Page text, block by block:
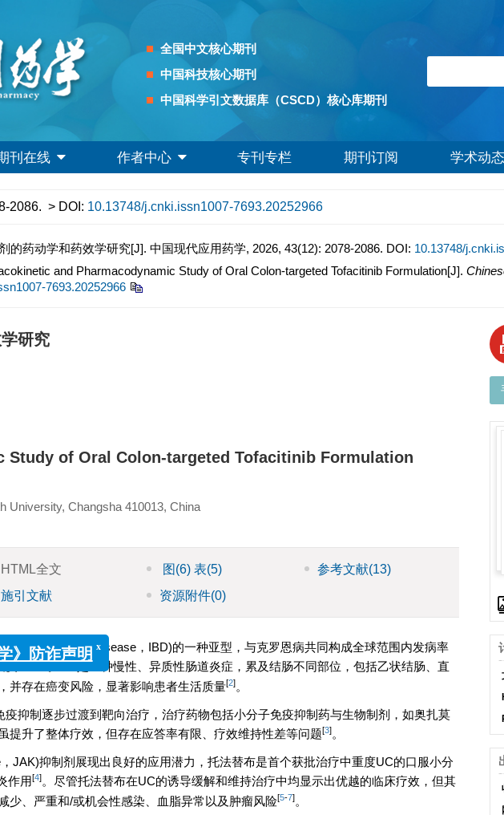
全国中文核心期刊
中国科技核心期刊
中国科学引文数据库（CSCD）核心库期刊
刊在线 作者中心 专刊专栏 期刊订阅 学术动态
2086. > DOI: 10.13748/j.cnki.issn1007-7693.20252966
药动学和药效学研究[J]. 中国现代应用药学, 2026, 43(12): 2078-2086. DOI: 10.13748/
and Pharmacodynamic Study of Oral Colon-targeted Tofacitinib Formulation[J].
7693.20252966
研究
Study of Oral Colon-targeted Tofacitinib Formulation
University, Changsha 410013, China
HTML全文 图 (6)表(5) 参考文献(13)
施引文献 资源附件(0)
bowel disease，IBD)的一种亚型，与克罗恩病共同构成全球范围内发病率
反应[1-2]。UC是一种慢性、异质性肠道炎症，累及结肠不同部位，包括乙状结肠、直
并存在癌变风险，显著影响患者生活质量[2] 。
抑制逐步过渡到靶向治疗，治疗药物包括小分子免疫抑制药与生物制剂，如奥扎莫
升了整体疗效，但存在应答率有限、疗效维持性差等问题[3] 。
JAK)抑制剂展现出良好的应用潜力，托法替布是首个获批治疗中重度UC的口服小分
作用[4] 。尽管托法替布在UC的诱导缓解和维持治疗中均显示出优越的临床疗效，但其
少、严重和/或机会性感染、血脂异常以及肿瘤风险[5-7] 。
x
用药学》防诈声明